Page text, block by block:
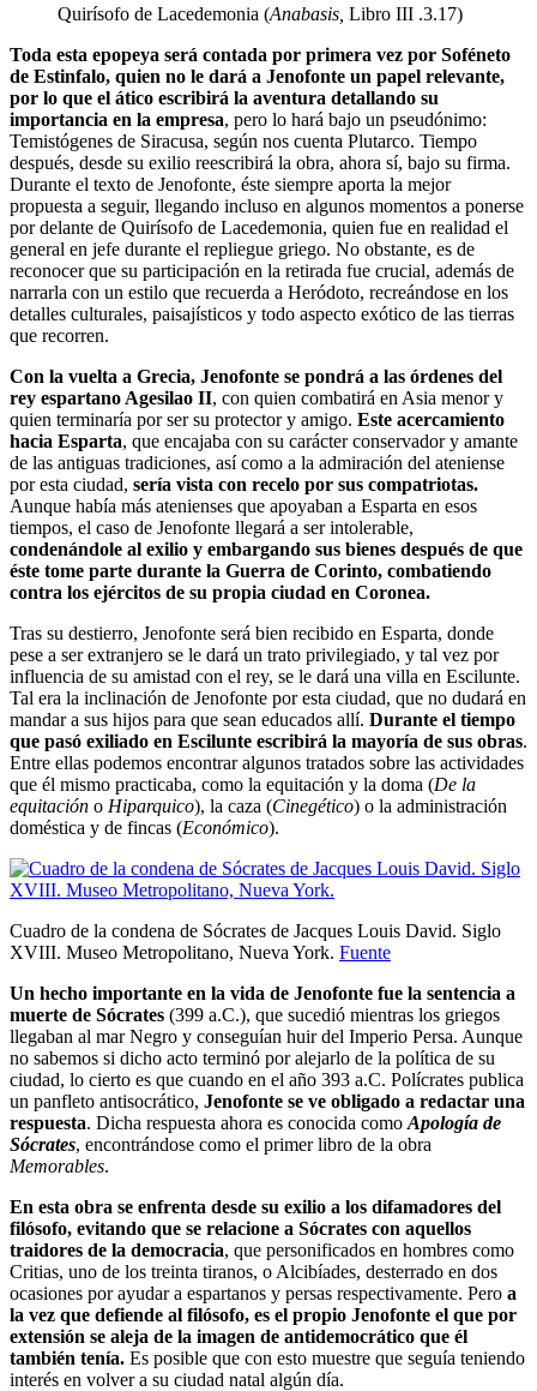
Quirísofo de Lacedemonia (Anabasis, Libro III .3.17)
Toda esta epopeya será contada por primera vez por Soféneto
de Estinfalo, quien no le dará a Jenofonte un papel relevante,
por lo que el ático escribirá la aventura detallando su
importancia en la empresa, pero lo hará bajo un pseudónimo:
Temistógenes de Siracusa, según nos cuenta Plutarco. Tiempo
después, desde su exilio reescribirá la obra, ahora sí, bajo su firma.
Durante el texto de Jenofonte, éste siempre aporta la mejor
propuesta a seguir, llegando incluso en algunos momentos a ponerse
por delante de Quirísofo de Lacedemonia, quien fue en realidad el
general en jefe durante el repliegue griego. No obstante, es de
reconocer que su participación en la retirada fue crucial, además de
narrarla con un estilo que recuerda a Heródoto, recreándose en los
detalles culturales, paisajísticos y todo aspecto exótico de las tierras
que recorren.
Con la vuelta a Grecia, Jenofonte se pondrá a las órdenes del
rey espartano Agesilao II, con quien combatirá en Asia menor y
quien terminaría por ser su protector y amigo. Este acercamiento
hacia Esparta, que encajaba con su carácter conservador y amante
de las antiguas tradiciones, así como a la admiración del ateniense
por esta ciudad, sería vista con recelo por sus compatriotas.
Aunque había más atenienses que apoyaban a Esparta en esos
tiempos, el caso de Jenofonte llegará a ser intolerable,
condenándole al exilio y embargando sus bienes después de que
éste tome parte durante la Guerra de Corinto, combatiendo
contra los ejércitos de su propia ciudad en Coronea.
Tras su destierro, Jenofonte será bien recibido en Esparta, donde
pese a ser extranjero se le dará un trato privilegiado, y tal vez por
influencia de su amistad con el rey, se le dará una villa en Escilunte.
Tal era la inclinación de Jenofonte por esta ciudad, que no dudará en
mandar a sus hijos para que sean educados allí. Durante el tiempo
que pasó exiliado en Escilunte escribirá la mayoría de sus obras.
Entre ellas podemos encontrar algunos tratados sobre las actividades
que él mismo practicaba, como la equitación y la doma (De la
equitación o Hiparquico), la caza (Cinegético) o la administración
doméstica y de fincas (Económico).
Cuadro de la condena de Sócrates de Jacques Louis David. Siglo
XVIII. Museo Metropolitano, Nueva York. Fuente
Un hecho importante en la vida de Jenofonte fue la sentencia a
muerte de Sócrates (399 a.C.), que sucedió mientras los griegos
llegaban al mar Negro y conseguían huir del Imperio Persa. Aunque
no sabemos si dicho acto terminó por alejarlo de la política de su
ciudad, lo cierto es que cuando en el año 393 a.C. Polícrates publica
un panfleto antisocrático, Jenofonte se ve obligado a redactar una
respuesta. Dicha respuesta ahora es conocida como Apología de
Sócrates, encontrándose como el primer libro de la obra
Memorables.
En esta obra se enfrenta desde su exilio a los difamadores del
filósofo, evitando que se relacione a Sócrates con aquellos
traidores de la democracia, que personificados en hombres como
Critias, uno de los treinta tiranos, o Alcibíades, desterrado en dos
ocasiones por ayudar a espartanos y persas respectivamente. Pero a
la vez que defiende al filósofo, es el propio Jenofonte el que por
extensión se aleja de la imagen de antidemocrático que él
también tenía. Es posible que con esto muestre que seguía teniendo
interés en volver a su ciudad natal algún día.